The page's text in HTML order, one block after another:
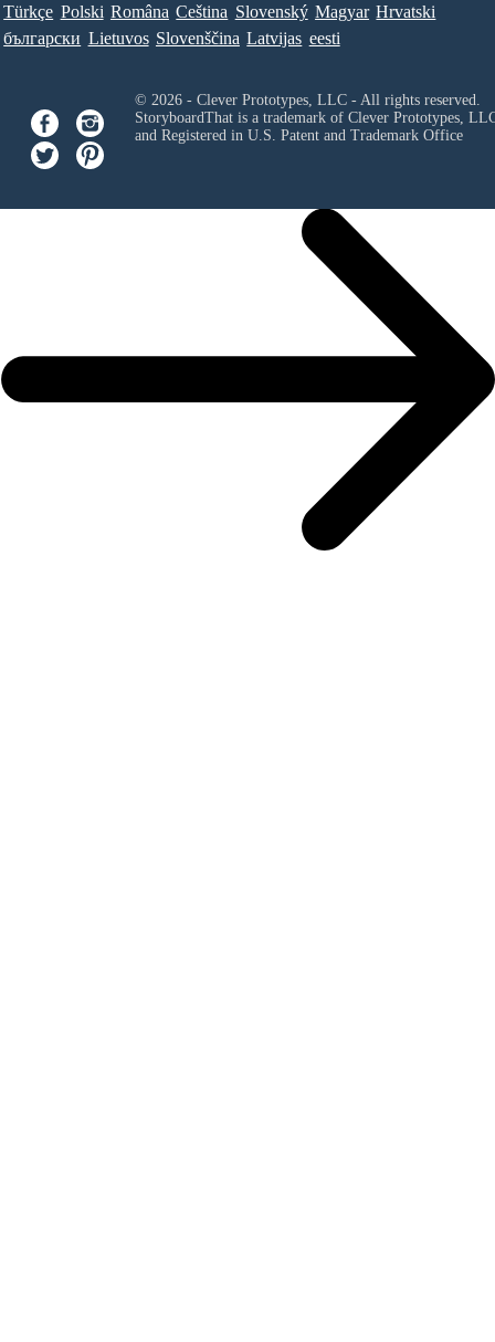
Türkçe Polski Româna Ceština Slovenský Magyar Hrvatski
български Lietuvos Slovenščina Latvijas eesti
© 2026 - Clever Prototypes, LLC - All rights reserved.
StoryboardThat is a trademark of Clever Prototypes,
and Registered in U.S. Patent and Trademark Office